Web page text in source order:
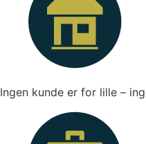
Ingen kunde er for lille –